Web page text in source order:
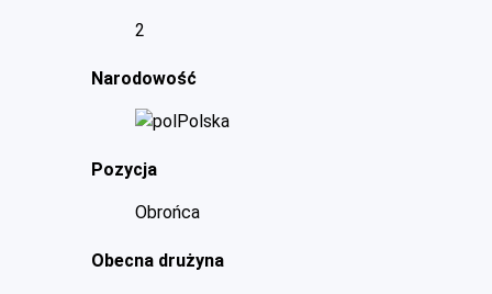
2
Narodowość
Polska
Pozycja
Obrońca
Obecna drużyna